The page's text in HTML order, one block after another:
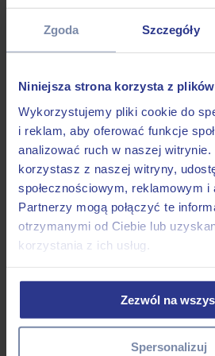
Zgoda Szczegóły
Niniejsza strona korzysta z
Wykorzystujemy pliki cookie do
i reklam, aby oferować funkcje
analizować ruch w naszej
korzystasz z naszej witryny,
społecznościowym, reklamowym i
Partnerzy mogą połączyć te
otrzymanymi od Ciebie lub
korzystania z ich usług.
Zezwól na
Spersonalizuj
Smycze
Akcesoria
Linki treningowe
-50%
Kontakt
Moje konto